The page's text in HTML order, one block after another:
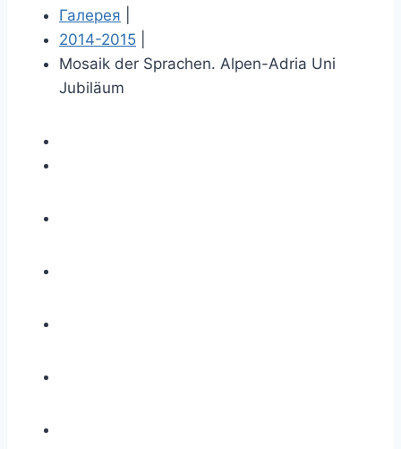
Галерея
2014-2015
Mosaik der Sprachen. Alpen-Adria Uni
Jubiläum